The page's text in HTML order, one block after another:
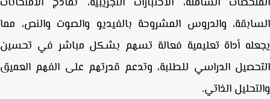
والدروس المشروحة بالفيديو والصوت والنص، مما
أداة تعليمية فعالة تسهم بشكل مباشر فيتحسين
الدراسيللطلبة، وتدعم قدرتهم علىالفهم العميق
الذاتي.